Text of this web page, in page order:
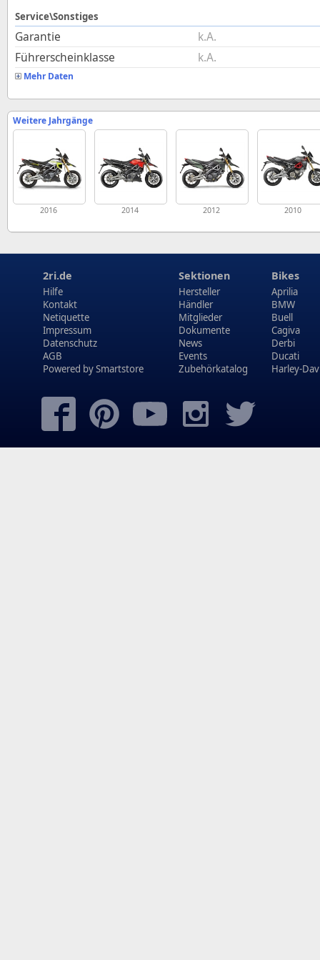
Service\Sonstiges
Garantie
k.A.
Führerscheinklasse
k.A.
Mehr Daten
Weitere Jahrgänge
2016 2014 2012 2010
2ri.de
Hilfe
Kontakt
Netiquette
Impressum
Datenschutz
AGB
Powered bySmartstore
Sektionen
Hersteller
Händler
Mitglieder
Dokumente
News
Events
Zubehörkatalog
Bikes
Aprilia
BMW
Buell
Cagiva
Derbi
Ducati
Harley-